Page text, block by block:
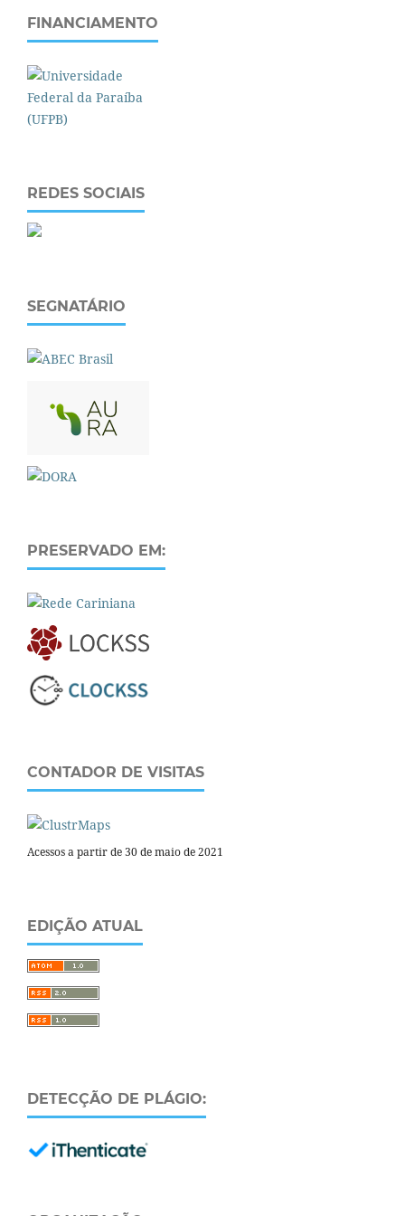
FINANCIAMENTO
REDES SOCIAIS
SEGNATÁRIO
PRESERVADO EM:
CONTADOR DE VISITAS
Acessos a partir de 30 de maio de 2021
EDIÇÃO ATUAL
DETECÇÃO DE PLÁGIO: